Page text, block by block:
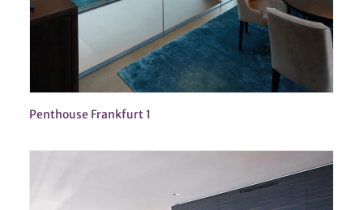
Penthouse Frankfurt 1